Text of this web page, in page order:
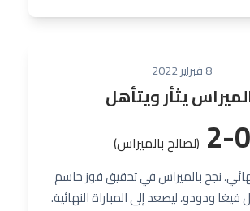
8 فبراير 2022
يثأر ويتأهل
2-0 (لصالح بالميراس)
نجح بالميراس في تحقيق فوز حاسم
فيغا ودودو، ليصعد إلى المباراة النهائية.